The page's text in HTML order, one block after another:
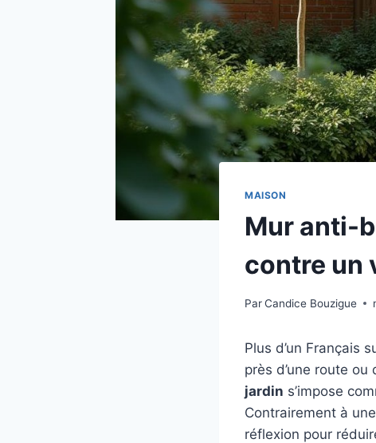
MAISON
Mur anti-
contre un
ParCandice Bouzigue
Plus d’un Français
près d’une route
jardin s’impose
Contrairement à
réflexion pour